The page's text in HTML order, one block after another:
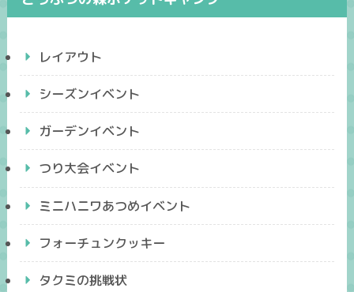
レイアウト
シーズンイベント
ガーデンイベント
つり大会イベント
ミニハニワあつめイベント
フォーチュンクッキー
タクミの挑戦状